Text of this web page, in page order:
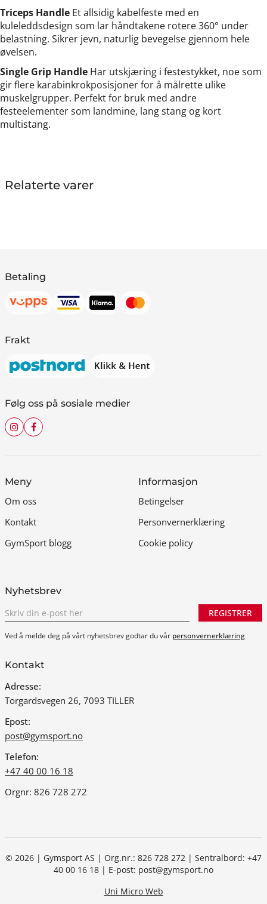
Triceps Handle Et allsidig kabelfeste med en
kuleleddsdesign som lar håndtakene rotere 360° under
belastning. Sikrer jevn, naturlig bevegelse gjennom hele
øvelsen.
Single Grip Handle Har utskjæring i festestykket, noe som
gir flere karabinkrokposisjoner for å målrette ulike
muskelgrupper. Perfekt for bruk med andre
festeelementer som landmine, lang stang og kort
multistang.
Relaterte varer
Betaling
Frakt
Følg oss på sosiale medier
Meny
Om oss
Kontakt
GymSport blogg
Informasjon
Betingelser
Personvernerklæring
Cookie policy
Nyhetsbrev
REGISTRER
Ved å melde deg på vårt nyhetsbrev godtar du vår personvernerklæring
Kontakt
Adresse:
Torgardsvegen 26, 7093 TILLER
Epost:
post@gymsport.no
Telefon:
+47 40 00 16 18
Orgnr: 826 728 272
© 2026 | Gymsport AS | Org.nr.: 826 728 272 | Sentralbord: +47
40 00 16 18 | E-post: post@gymsport.no
Uni Micro Web